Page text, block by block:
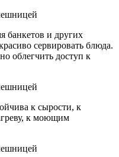
банкетов и других
сервировать блюда.
облегчить доступ к
к сырости, к
к моющим